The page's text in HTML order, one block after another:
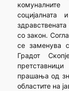
социјалната
со закон.
се заменува
Градот
прашањa од
областите на